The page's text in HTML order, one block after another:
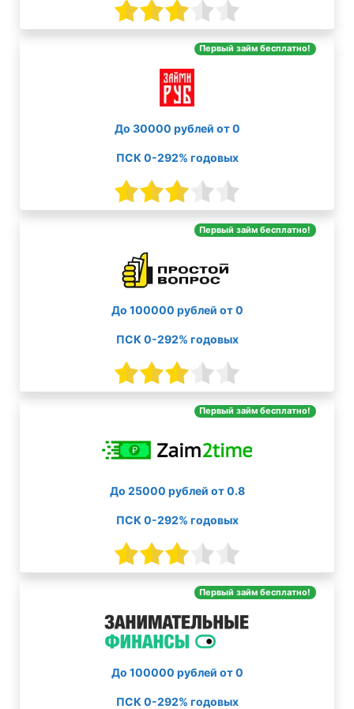
Первый займ бесплатно!
До 30000 рублей от 0
ПСК 0-292% годовых
Первый займ бесплатно!
До 100000 рублей от 0
ПСК 0-292% годовых
Первый займ бесплатно!
До 25000 рублей от 0.8
ПСК 0-292% годовых
Первый займ бесплатно!
До 100000 рублей от 0
ПСК 0-292% годовых